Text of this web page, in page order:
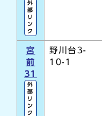
外
部
リ
ン
ク
宮
前
31
外
部
リ
ン
ク
野川台3-
10-1